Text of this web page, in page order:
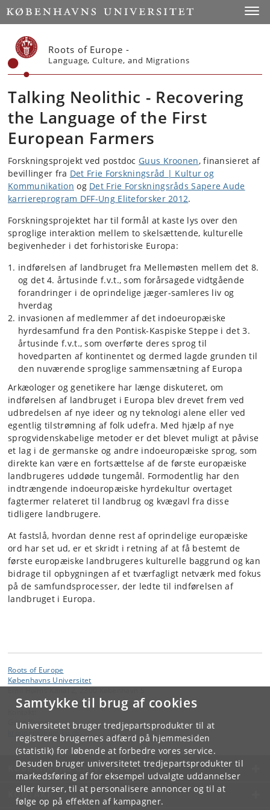
Samtykke til brug af cookies
Universitetet bruger tredjepartsprodukter til at
registrere brugernes adfærd på hjemmesiden
(statistik) for løbende at forbedre vores service.
Desuden bruger universitetet tredjepartsprodukter til
markedsføring af for eksempel udvalgte uddannelser
eller kurser, til at personalisere annoncer og til at
følge op på effekten af kampagner.
Start
Roots of Europe -
Language, Culture, and Migrations
Talking Neolithic - Recovering
the Language of the First
European Farmers
Forskningsprojekt ved postdocGuus Kroonen, finansieret af
bevillinger fra Det Frie Forskningsråd | Kultur og
Kommunikation og Det Frie Forskningsråds Sapere Aude
karriereprogram DFF-Ung Eliteforsker 2012.
Forskningsprojektet har til formål at kaste lys over den
sproglige interaktion mellem to skelsættende, kulturelle
begivenheder i det forhistoriske Europa:
indførelsen af landbruget fra Mellemøsten mellem det 8.
og det 4. årtusinde f.v.t., som forårsagede vidtgående
forandringer i de oprindelige jæger-samleres liv og
hverdag
invasionen af medlemmer af det indoeuropæiske
hyrdesamfund fra den Pontisk-Kaspiske Steppe i det 3.
årtusinde f.v.t., som overførte deres sprog til
hovedparten af kontinentet og dermed lagde grunden til
den nuværende sproglige sammensætning af Europa
Arkæologer og genetikere har længe diskuteret, om
indførelsen af landbruget i Europa blev drevet frem ved
udbredelsen af nye ideer og ny teknologi alene eller ved
egentlig tilstrømning af folk udefra. Med hjælp af nye
sprogvidenskabelige metoder er det blevet muligt at påvise
et lag i de germanske og andre indoeuropæiske sprog, som
direkte kan være en fortsættelse af de første europæiske
landbrugeres uddøde tungemål. Formodentlig har den
indtrængende indoeuropæiske hyrdekultur overtaget
fagtermer relateret til landbrug og kvægavl fra disse
tidligere landbrugere.
At fastslå, hvordan denne rest af oprindelige europæiske
ord har set ud, er et skridt i retning af at få bestemt de
første europæiske landbrugeres kulturelle baggrund og kan
bidrage til opbygningen af et tværfagligt netværk med fokus
på de samfundsprocesser, der ledte til indførelsen af
landbruget i Europa.
Roots of Europe
Københavns Universitet
Guus Kroonen
KØBENHAVNS UNIVERSITET
KONTAKT